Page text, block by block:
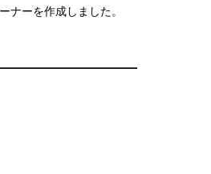
ナーを作成しました。